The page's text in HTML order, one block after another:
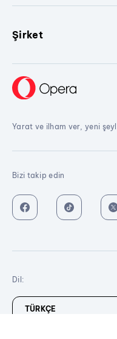
Şirket
Yarat ve ilham ver, yeni
Bizi takip edin
Dil: